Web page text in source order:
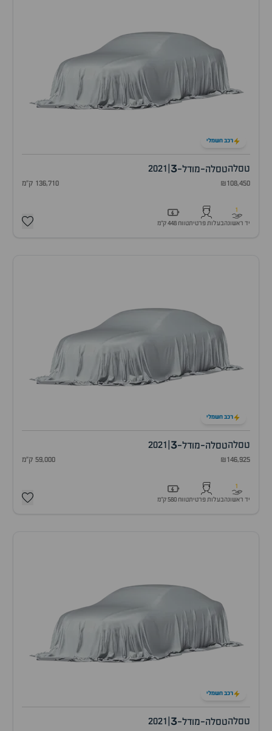
רכב חשמלי
טסלהטסלה-מודל-3
2021
₪108,450 136,710 ק"מ
1
יד ראשונהבעלות פרטיתטווח 448 ק״מ
רכב חשמלי
טסלהטסלה-מודל-3
2021
₪146,925 59,000 ק"מ
1
יד ראשונהבעלות פרטיתטווח 580 ק״מ
רכב חשמלי
טסלהטסלה-מודל-3
2021